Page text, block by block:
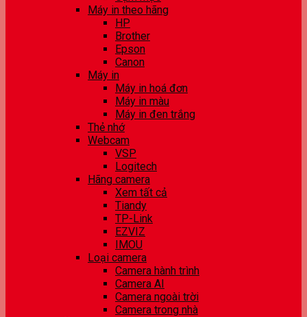
Máy in theo hãng
HP
Brother
Epson
Canon
Máy in
Máy in hoá đơn
Máy in màu
Máy in đen trắng
Thẻ nhớ
Webcam
VSP
Logitech
Hãng camera
Xem tất cả
Tiandy
TP-Link
EZVIZ
IMOU
Loại camera
Camera hành trình
Camera AI
Camera ngoài trời
Camera trong nhà